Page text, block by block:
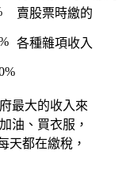
賣股票時繳的
各種雜項收入
最大的收入來
油、買衣服，
天都在繳稅，